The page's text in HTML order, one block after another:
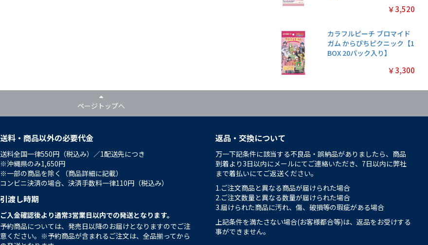
￥3,520
カラフルピーチ ブロマイド
ガム からぴちピクニック【1
BOX 20パック入り】
￥3,300
ページトップへ
送料・商品以外の必要代金
送料全国一律550円（税込み）／1配送先につき
※沖縄県のみ1,650円
※一部の商品を除く（商品詳細に記載）
コンビニ決済の場合、決済手数料一律110円（税込み）
引渡し時期
ご入金確認後より通常3営業日以内での発送となります。
予約商品については、発売日以降のお届けとなりますのでご注
意ください。※予約商品が含まれるご注文は、全品揃ってから
返品・交換について
万一下記条件に該当する不良品・誤納品がありましたら、商品
到着より3日以内にメールにてご連絡いただき、7日以内に弊社
まで着払いにてご返送ください。
1.ご注文商品と異なる商品が届けられた場合
2.ご注文数量と異なる数量が届けられた場合
3.届けられた商品に汚れ、傷、破損等の瑕疵がある場合
上記条件を満たさない場合(お客様都合等)は、返品をお受けする
事ができません。